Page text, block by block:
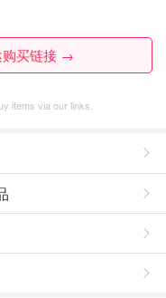
购买链接 →
items via our links.